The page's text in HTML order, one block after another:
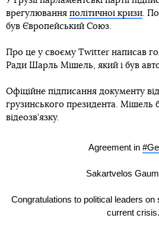
врегулювання політичної кризи.
був Європейський Союз.
Про це у своєму Twitter написав
Ради Шарль Мішель, який і був
Офіційне підписання документу
грузинського президента. Мішель
відеозв’язку.
Agreement in
Sakartvelos
Congratulations to political leaders on
current crisis.